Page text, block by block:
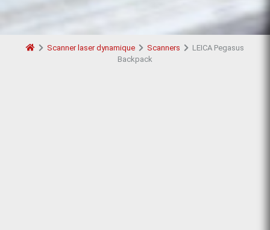
Scanner laser dynamique Scanners
LEICA Pegasus
Backpack